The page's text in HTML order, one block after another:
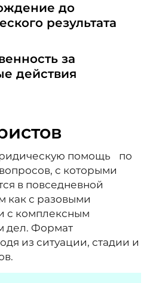
до
результата
за
действия
помощь по
с которыми
в повседневной
как с разовыми
с комплексным
дел. Формат
из ситуации, стадии и